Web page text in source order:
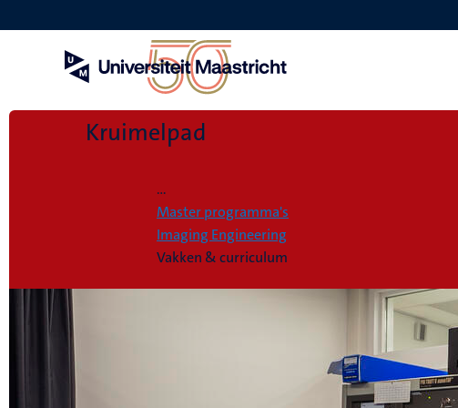
en
Kruimelpad
...
Master programma's
Imaging Engineering
Vakken & curriculum